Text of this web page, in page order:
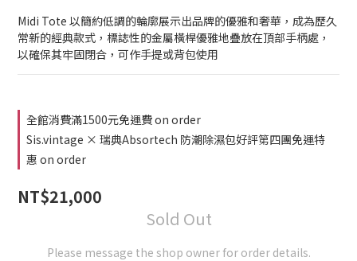
Midi Tote 以簡約低調的輪廓展示出品牌的優雅和奢華，成為歷久
常新的經典款式，標誌性的金屬橫桿優雅地疊放在頂部手柄處，
以確保其牢固閉合，可作手提或背包使用
全館消費滿1500元免運費 on order
Sis.vintage × 瑞典Absortech 防潮除濕包好評第四團免運特
惠 on order
NT$21,000
Sold Out
Please message the shop owner for order details.